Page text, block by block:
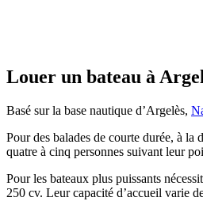
Louer un bateau à
Basé sur la base nautique d’Argelès,
Pour des balades de courte durée, à
quatre à cinq personnes suivant leur
Pour les bateaux plus puissants
250 cv. Leur capacité d’accueil varie